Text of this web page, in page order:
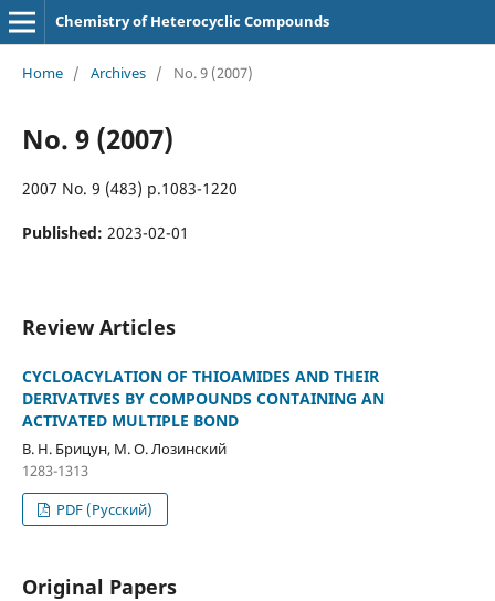
Chemistry of Heterocyclic Compounds
Home / Archives / No. 9 (2007)
No. 9 (2007)
2007 No. 9 (483) p.1083-1220
Published: 2023-02-01
Review Articles
CYCLOACYLATION OF THIOAMIDES AND THEIR
DERIVATIVES BY COMPOUNDS CONTAINING AN
ACTIVATED MULTIPLE BOND
В. Н. Брицун, М. О. Лозинский
1283-1313
PDF (Русский)
Original Papers